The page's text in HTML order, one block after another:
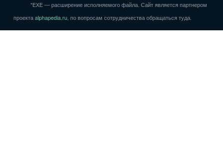
*EXE — расширение исполняемого файла. Сайт является партнером
проектаalphapedia.ru , по вопросам сотрудничества обращаться туда.